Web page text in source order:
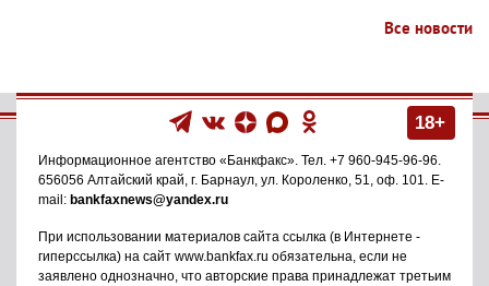
Все новости
18+
Информационное агентство «Банкфакс». Тел. +7 960-945-96-96.
656056 Алтайский край, г. Барнаул, ул. Короленко, 51, оф. 101. E-
mail: bankfaxnews@yandex.ru
При использовании материалов сайта ссылка (в Интернете -
гиперссылка) на сайт www.bankfax.ru обязательна, если не
заявлено однозначно, что авторские права принадлежат третьим